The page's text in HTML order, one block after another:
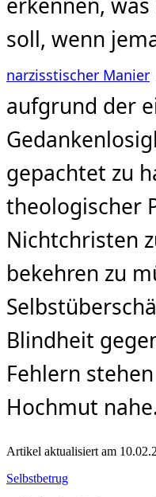
soll, wenn
narzisstischer Manier
aufgrund der
gepachtet zu
theologischer
Nichtchristen
bekehren zu
Blindheit
Fehlern
Hochmut
Artikel aktualisiert am
Kategorien
Selbstbetrug